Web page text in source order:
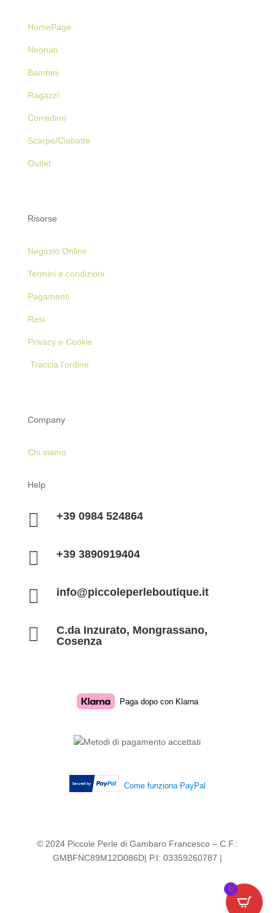
HomePage
Neonati
Bambini
Ragazzi
Corredino
Scarpe/Ciabatte
Outlet
Risorse
Negozio Online
Termini e condizioni
Pagamenti
Resi
Privacy e Cookie
Traccia l’ordine
Company
Chi siamo
Help
 +39 0984 524864
 +39 3890919404
 info@piccoleperleboutique.it

C.da Inzurato, Mongrassano,
Cosenza
Paga dopo con Klarna
Come funziona PayPal
© 2024 Piccole Perle di Gambaro Francesco – C.F.:
GMBFNC89M12D086D| P.I: 03359260787 |
0